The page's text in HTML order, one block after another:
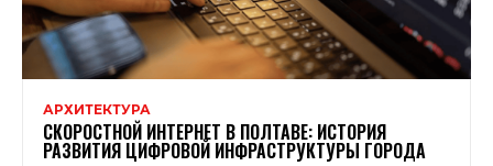
АРХИТЕКТУРА
СКОРОСТНОЙ ИНТЕРНЕТ В ПОЛТАВЕ: ИСТОРИЯ
РАЗВИТИЯ ЦИФРОВОЙ ИНФРАСТРУКТУРЫ ГОРОДА